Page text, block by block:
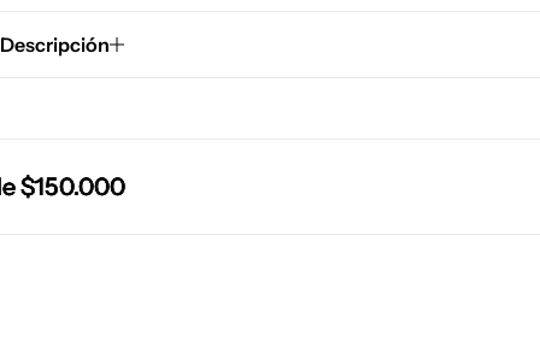
Descripción